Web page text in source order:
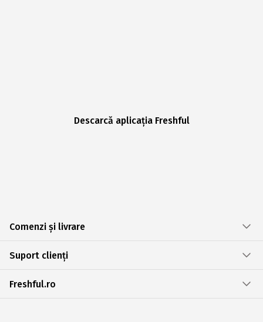
Descarcă aplicația Freshful
Comenzi și livrare
Suport clienți
Freshful.ro